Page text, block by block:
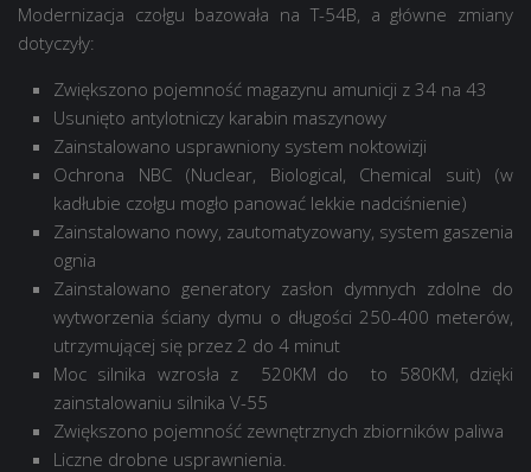
Modernizacja czołgu bazowała na T-54B, a główne zmiany
dotyczyły:
Zwiększono pojemność magazynu amunicji z 34 na 43
Usunięto antylotniczy karabin maszynowy
Zainstalowano usprawniony system noktowizji
Ochrona NBC (Nuclear, Biological, Chemical suit) (w
kadłubie czołgu mogło panować lekkie nadciśnienie)
Zainstalowano nowy, zautomatyzowany, system gaszenia
ognia
Zainstalowano generatory zasłon dymnych zdolne do
wytworzenia ściany dymu o długości 250-400 meterów,
utrzymującej się przez 2 do 4 minut
Moc silnika wzrosła z 520KM do to 580KM, dzięki
zainstalowaniu silnika V-55
Zwiększono pojemność zewnętrznych zbiorników paliwa
Liczne drobne usprawnienia.